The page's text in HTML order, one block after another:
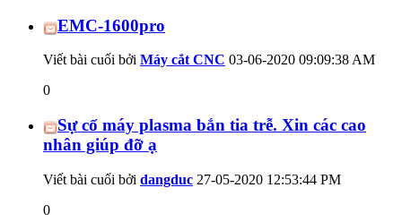
EMC-1600pro
Viết bài cuối bởi Máy cắt CNC 03-06-2020 09:09:38 AM
0
Sự cố máy plasma bắn tia trễ. Xin các cao
nhân giúp đỡ ạ
Viết bài cuối bởi dangduc 27-05-2020 12:53:44 PM
0